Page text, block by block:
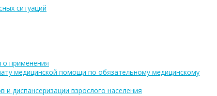
ситуаций
применения
медицинской помощи по обязательному медицинскому
диспансеризации взрослого населения